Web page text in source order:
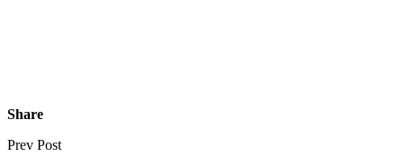
Share
Prev Post